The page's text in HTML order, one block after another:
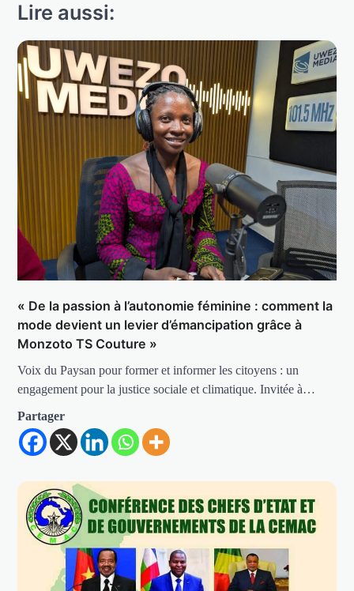
Lire aussi:
« De la passion à l’autonomie féminine : comment la
mode devient un levier d’émancipation grâce à
Monzoto TS Couture »
Voix du Paysan pour former et informer les citoyens : un
engagement pour la justice sociale et climatique. Invitée à…
Partager